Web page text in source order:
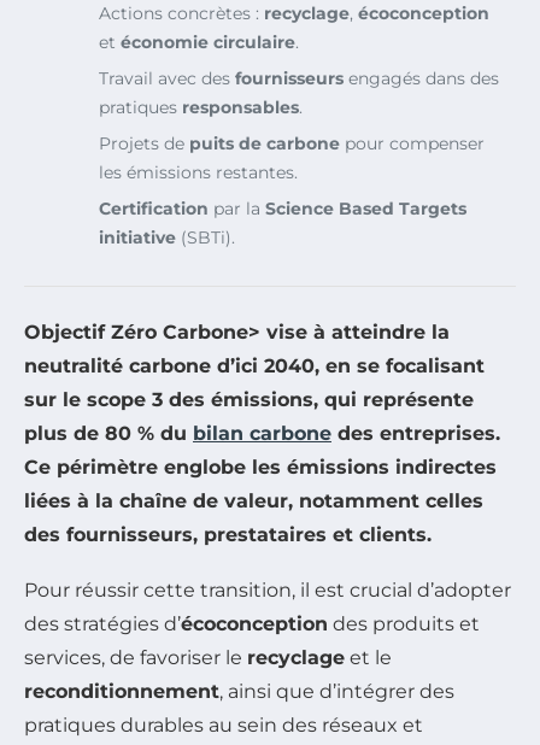
Actions concrètes : recyclage, écoconception
et économie circulaire.
Travail avec des fournisseurs engagés dans des
pratiques responsables.
Projets de puits de carbone pour compenser
les émissions restantes.
Certification par la Science Based Targets
initiative (SBTi).
Objectif Zéro Carbone> vise à atteindre la
neutralité carbone d’ici 2040, en se focalisant
sur le scope 3 des émissions, qui représente
plus de 80 % du bilan carbone des entreprises.
Ce périmètre englobe les émissions indirectes
liées à la chaîne de valeur, notamment celles
des fournisseurs, prestataires et clients.
Pour réussir cette transition, il est crucial d’adopter
des stratégies d’écoconception des produits et
services, de favoriser le recyclage et le
reconditionnement, ainsi que d’intégrer des
pratiques durables au sein des réseaux et